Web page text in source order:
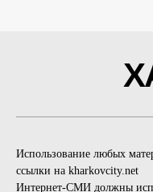
Использование любых
ссылки на kharkovcity.net
Интернет-СМИ должны